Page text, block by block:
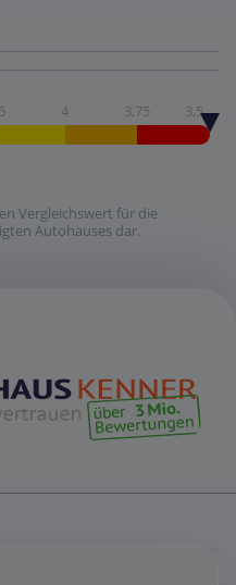
4 3,75 3,5
Vergleichswert für die
Autohauses dar.